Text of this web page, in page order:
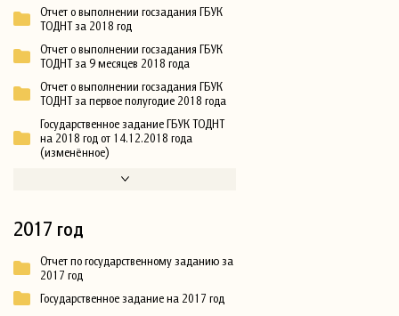
Отчет о выполнении госзадания ГБУК
ТОДНТ за 2018 год
Отчет о выполнении госзадания ГБУК
ТОДНТ за 9 месяцев 2018 года
Отчет о выполнении госзадания ГБУК
ТОДНТ за первое полугодие 2018 года
Государственное задание ГБУК ТОДНТ
на 2018 год от 14.12.2018 года
(изменённое)
2017 год
Отчет по государственному заданию за
2017 год
Государственное задание на 2017 год